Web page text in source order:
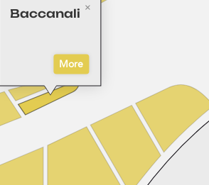
Baccanali
More